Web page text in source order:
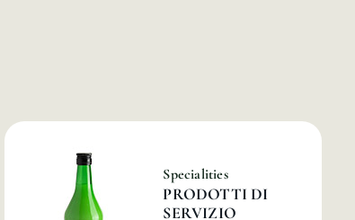
Specialities
PRODOTTI DI
SERVIZIO